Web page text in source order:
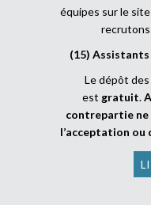
équipes sur le
(15)
Le dépôt
est gratuit.
contrepartie ne
l’acceptation